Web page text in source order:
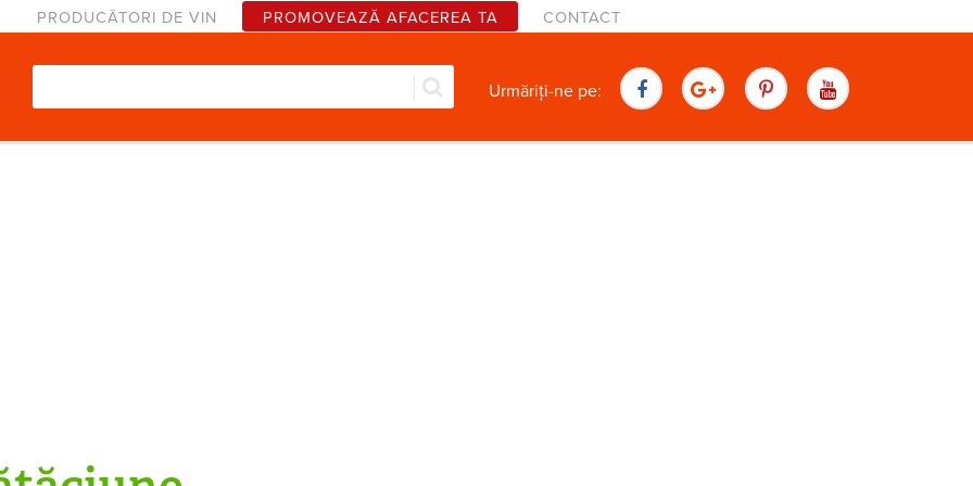
PRODUCĂTORI DE VIN PROMOVEAZĂ AFACEREA TA CONTACT
Formular de căutare Urmăriți-ne pe: